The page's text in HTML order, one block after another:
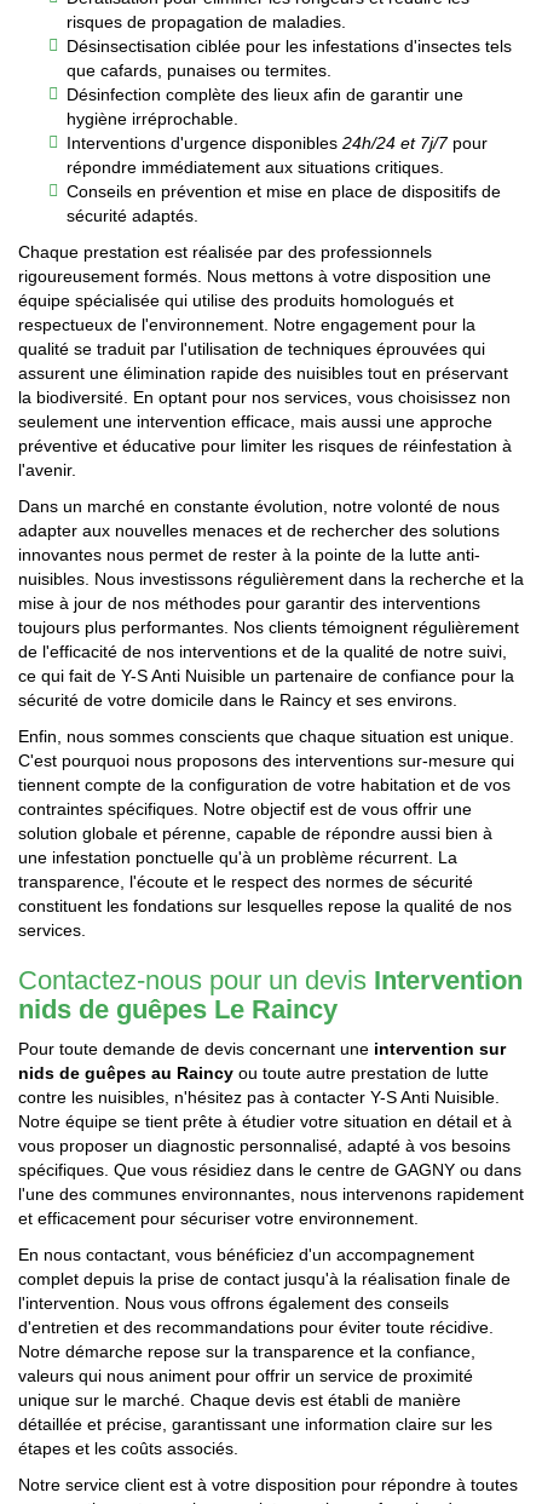
risques de propagation de maladies.
Désinsectisation ciblée pour les infestations d'insectes tels
que cafards, punaises ou termites.
Désinfection complète des lieux afin de garantir une
hygiène irréprochable.
Interventions d'urgence disponibles 24h/24 et 7j/7pour
répondre immédiatement aux situations critiques.
Conseils en prévention et mise en place de dispositifs de
sécurité adaptés.
Chaque prestation est réalisée par des professionnels
rigoureusement formés. Nous mettons à votre disposition une
équipe spécialisée qui utilise des produits homologués et
respectueux de l'environnement. Notre engagement pour la
qualité se traduit par l'utilisation de techniques éprouvées qui
assurent une élimination rapide des nuisibles tout en préservant
la biodiversité. En optant pour nos services, vous choisissez non
seulement une intervention efficace, mais aussi une approche
préventive et éducative pour limiter les risques de réinfestation à
l'avenir.
Dans un marché en constante évolution, notre volonté de nous
adapter aux nouvelles menaces et de rechercher des solutions
innovantes nous permet de rester à la pointe de la lutte anti-
nuisibles. Nous investissons régulièrement dans la recherche et la
mise à jour de nos méthodes pour garantir des interventions
toujours plus performantes. Nos clients témoignent régulièrement
de l'efficacité de nos interventions et de la qualité de notre suivi,
ce qui fait de Y-S Anti Nuisible un partenaire de confiance pour la
sécurité de votre domicile dans le Raincy et ses environs.
Enfin, nous sommes conscients que chaque situation est unique.
C'est pourquoi nous proposons des interventions sur-mesure qui
tiennent compte de la configuration de votre habitation et de vos
contraintes spécifiques. Notre objectif est de vous offrir une
solution globale et pérenne, capable de répondre aussi bien à
une infestation ponctuelle qu'à un problème récurrent. La
transparence, l'écoute et le respect des normes de sécurité
constituent les fondations sur lesquelles repose la qualité de nos
services.
Contactez-nous pour un devis Intervention
nids de guêpes Le Raincy
Pour toute demande de devis concernant une intervention sur
nids de guêpes au Raincy ou toute autre prestation de lutte
contre les nuisibles, n'hésitez pas à contacter Y-S Anti Nuisible.
Notre équipe se tient prête à étudier votre situation en détail et à
vous proposer un diagnostic personnalisé, adapté à vos besoins
spécifiques. Que vous résidiez dans le centre de GAGNY ou dans
l'une des communes environnantes, nous intervenons rapidement
et efficacement pour sécuriser votre environnement.
En nous contactant, vous bénéficiez d'un accompagnement
complet depuis la prise de contact jusqu'à la réalisation finale de
l'intervention. Nous vous offrons également des conseils
d'entretien et des recommandations pour éviter toute récidive.
Notre démarche repose sur la transparence et la confiance,
valeurs qui nous animent pour offrir un service de proximité
unique sur le marché. Chaque devis est établi de manière
détaillée et précise, garantissant une information claire sur les
étapes et les coûts associés.
Notre service client est à votre disposition pour répondre à toutes